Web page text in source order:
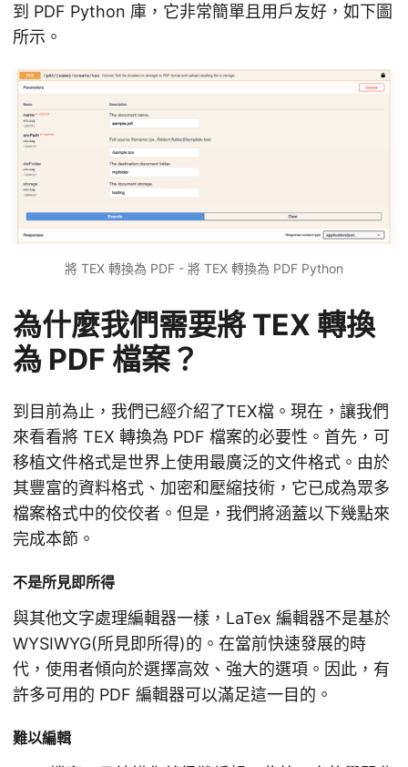
到 PDF Python 庫，它非常簡單且用戶友好，如下圖
所示。
將 TEX 轉換為 PDF - 將 TEX 轉換為 PDF Python
為什麼我們需要將 TEX 轉換
為 PDF 檔案？
到目前為止，我們已經介紹了TEX檔。現在，讓我們
來看看將 TEX 轉換為 PDF 檔案的必要性。首先，可
移植文件格式是世界上使用最廣泛的文件格式。由於
其豐富的資料格式、加密和壓縮技術，它已成為眾多
檔案格式中的佼佼者。但是，我們將涵蓋以下幾點來
完成本節。
不是所見即所得
與其他文字處理編輯器一樣，LaTex 編輯器不是基於
WYSIWYG(所見即所得)的。在當前快速發展的時
代，使用者傾向於選擇高效、強大的選項。因此，有
許多可用的 PDF 編輯器可以滿足這一目的。
難以編輯